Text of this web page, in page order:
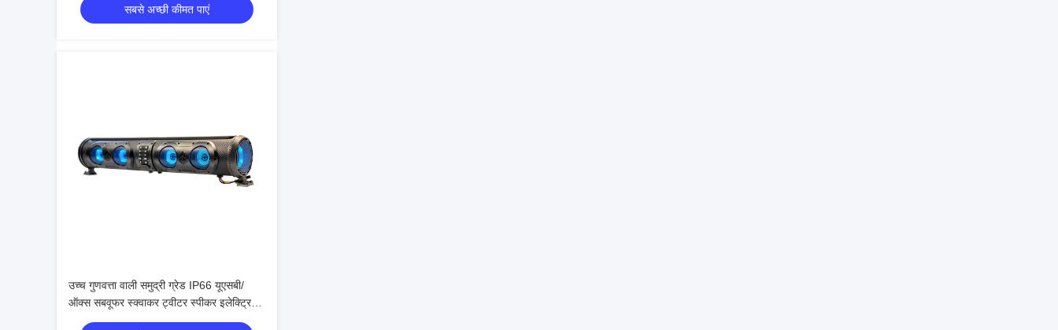
सबसे अच्छी कीमत पाएं
उच्च गुणवत्ता वाली समुद्री ग्रेड IP66 यूएसबी/
ऑक्स सबवूफर स्क्वाकर ट्वीटर स्पीकर इलेक्ट्रिक
गोल्फ कार्ट ब्लूटूथ साउंड बार